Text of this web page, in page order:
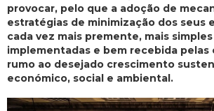
provocar, pelo que a adoção de
estratégias de minimização dos seus
cada vez mais premente, mais
implementadas e bem recebida pelas
rumo ao desejado crescimento
económico, social e ambiental.